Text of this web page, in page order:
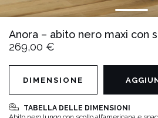
269,00 €
TABELLA DELLE DIMENSIONI
DIMENSIONE